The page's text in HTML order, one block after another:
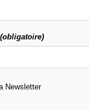
(obligatoire)
Newsletter